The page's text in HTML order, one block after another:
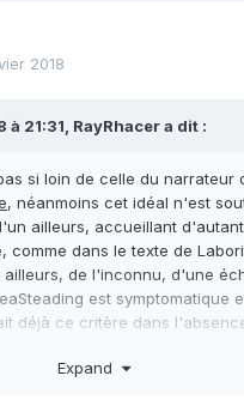
2018
à 21:31, RayRhacera dit :
si loin de celle du narrateur
, néanmoins cet idéal n'est
ailleurs, accueillant
comme dans le texte de
de l'inconnu, d'une
est symptomatique
déjà ce critère dans
vers l'Ouest et s'établir. On
Expand